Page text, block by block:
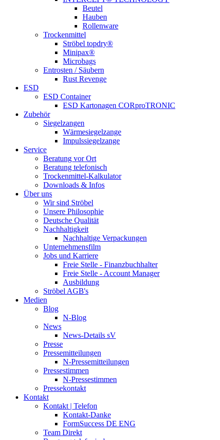
Beutel
Hauben
Rollenware
Trockenmittel
Ströbel topdry®
Minipax®
Microbags
Entrosten / Säubern
Rust Revenge
ESD
ESD Container
ESD Kartonagen CORproTRONIC
Zubehör
Siegelzangen
Wärmesiegelzange
Impulssiegelzange
Service
Beratung vor Ort
Beratung telefonisch
Trockenmittel-Kalkulator
Downloads & Infos
Über uns
Wir sind Ströbel
Unsere Philosophie
Deutsche Qualität
Nachhaltigkeit
Nachhaltige Verpackungen
Unternehmensfilm
Jobs und Karriere
Freie Stelle - Finanzbuchhalter
Freie Stelle - Account Manager
Ausbildung
Ströbel AGB's
Medien
Blog
N-Blog
News
News-Details sV
Presse
Pressemitteilungen
N-Pressemitteilungen
Pressestimmen
N-Pressestimmen
Pressekontakt
Kontakt
Kontakt | Telefon
Kontakt-Danke
FormSuccess DE ENG
Team Direkt